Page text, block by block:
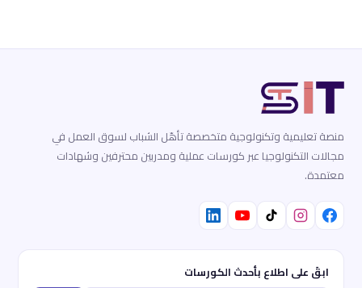
منصة تعليمية وتكنولوجية متخصصة تأهّل الشباب لسوق العمل في
مجالات التكنولوجيا عبر كورسات عملية ومدربين محترفين وشهادات
معتمدة.
ابقَ على اطلاع بأحدث الكورسات